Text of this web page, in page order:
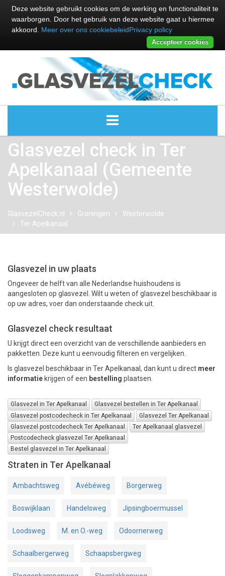
ALLE GLASVEZEL PROVIDERS
GLASVEZEL PROVIDERS
KABEL INTERNET PROVIDERS
Glasvezel check in Ter
Apelkanaal (Gemeente
Westerwolde)
GlasvezelCheck.nl Groningen
Westerwolde
Ter Apelkanaal
Glasvezel in uw plaats
Ongeveer de helft van alle Nederlandse huishoudens is
aangesloten op glasvezel. Wilt u weten of glasvezel beschikbaar is
op uw adres, voer dan onderstaande check uit.
Glasvezel check resultaat
U krijgt direct een overzicht van de verschillende aanbieders en
pakketten. Deze kunt u eenvoudig filteren en vergelijken.
Is glasvezel beschikbaar in Ter Apelkanaal, dan kunt u direct meer
informatie krijgen of een bestelling plaatsen.
Glasvezel in Ter Apelkanaal
Glasvezel bestellen in Ter Apelkanaal
Glasvezel postcodecheck in Ter Apelkanaal
Glasvezel Ter Apelkanaal
Glasvezel postcodecheck Ter Apelkanaal
Ter Apelkanaal glasvezel
Postcodecheck glasvezel Ter Apelkanaal
Bestel glasvezel in Ter Apelkanaal
Straten in Ter Apelkanaal
Ambachtsweg Avébéweg Borgerweg
Boswijklaan Handelsweg Jipsingboermussel
Loodsweg M. en O.-weg Odoornerweg
Schaalbergerweg Schaapsbergweg
Deze website gebruikt cookies om de werking en functionaliteit te
waarborgen. Door het gebruik van deze website gaat u hiermee
akkoord. Meer over ons cookiebeleidPrivacy policy
Accepteer cookies